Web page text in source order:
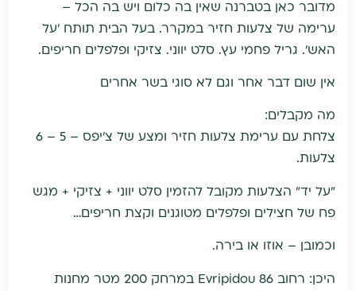
מדובר כאן בטברנה שאין בה כלום ויש בה הכל –
ערימה של צלעות חזיר במקרר. בעל הבית תותח 'על
האש'. גריל פחמי עץ. סלט יווני. צזיקי ופלפלים חריפים.
אין שום דבר אחר וגם לא סוגי בשר אחרים
מה מקבלים:
צלחת עם ערימת צלעות חזיר ומצע של צ'יפס – 5 – 6
צלעות.
"על יד" הצלעות מקובל להזמין סלט יווני + צזיקי + מגש
פח של חצילים ופלפלים מטוגנים וקצת חריפים…
וכמובן – אוזו או בירה.
היכן: רחוב Evripidou 86 במרחק 200 מטר מחנות